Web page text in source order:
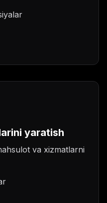
yaratish
va xizmatlarni